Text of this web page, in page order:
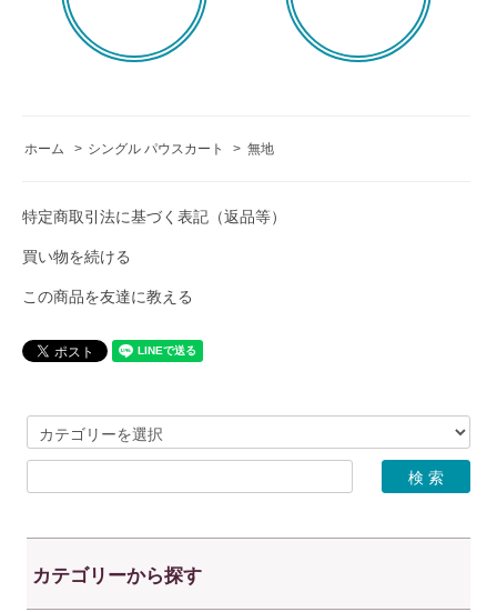
ホーム > シングル パウスカート > 無地
特定商取引法に基づく表記（返品等）
買い物を続ける
この商品を友達に教える
カテゴリーから探す